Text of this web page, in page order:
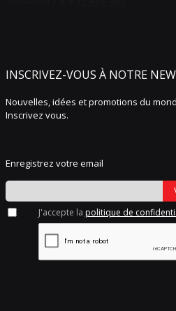
INSCRIVEZ-VOUS À NOTRE
Nouvelles, idées et promotions du
Inscrivez vous.
Enregistrez votre email
J'accepte la politique de